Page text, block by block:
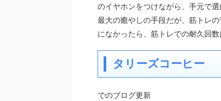
のイヤホンをつけながら、手元で
最大の癒やしの手段だが、筋トレ
になかったら、筋トレでの耐久回
タリーズコーヒー
でのブログ更新